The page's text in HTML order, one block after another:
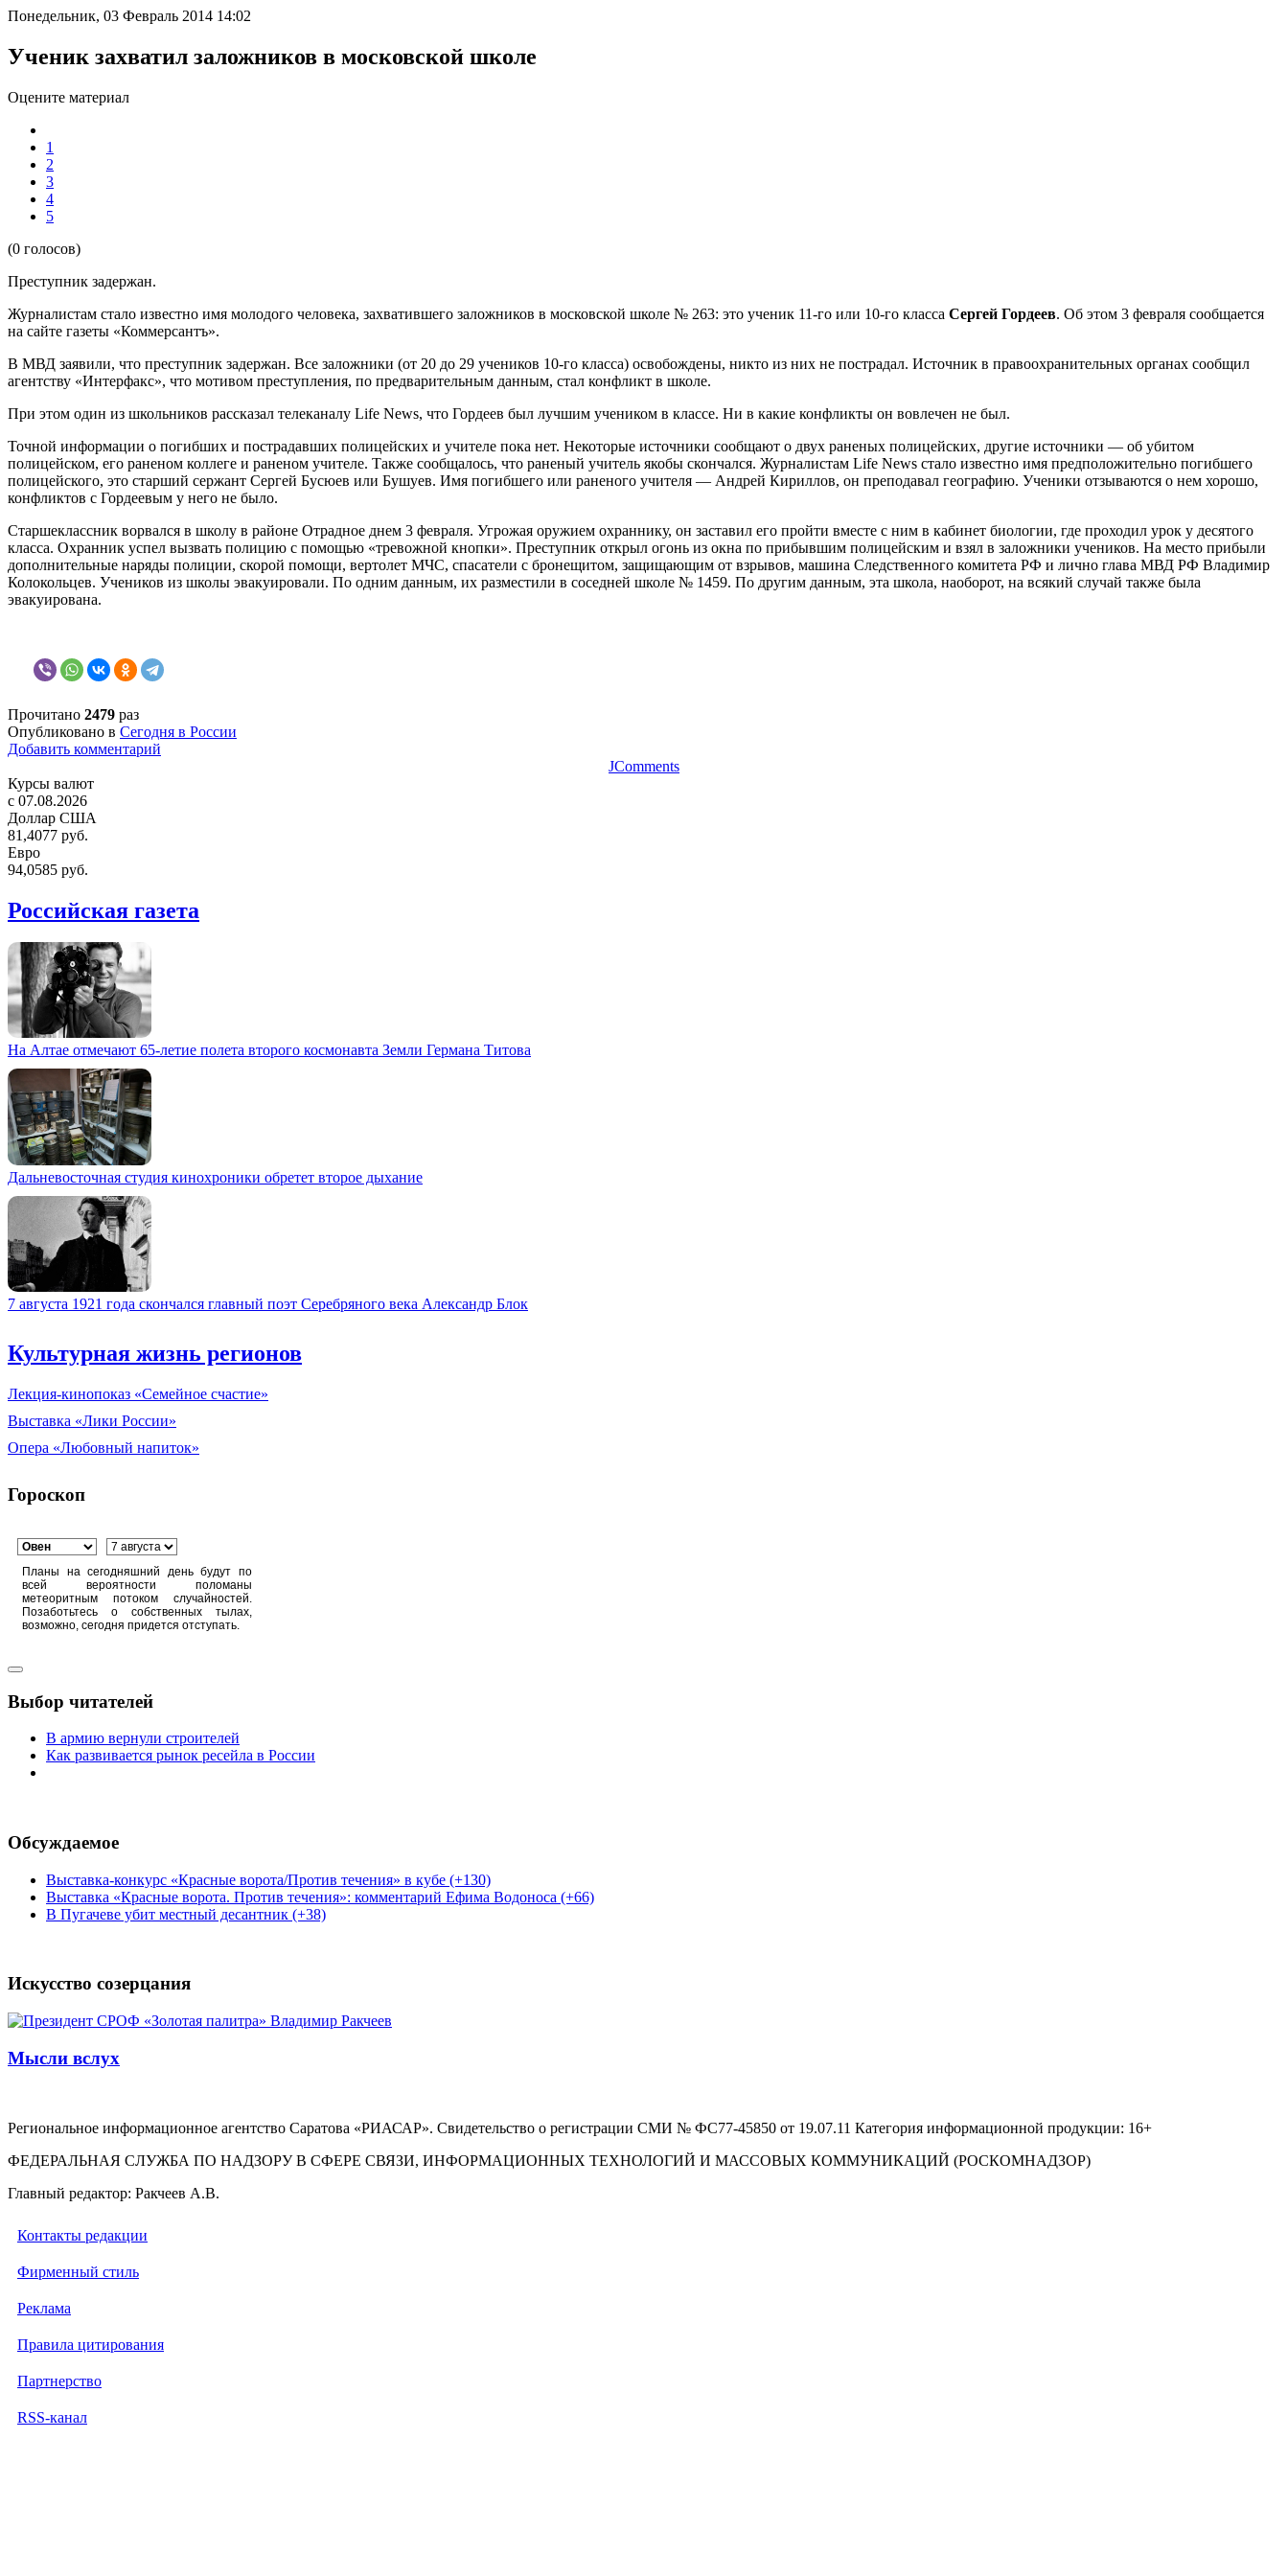
Понедельник, 03 Февраль 2014 14:02
Ученик захватил заложников в московской школе
Оцените материал
1
2
3
4
5
(0 голосов)
Преступник задержан.
Журналистам стало известно имя молодого человека, захватившего заложников в московской школе № 263: это ученик 11-го или 10-го класса Сергей Гордеев. Об этом 3 февраля сообщается
на сайте газеты «Коммерсантъ».
В МВД заявили, что преступник задержан. Все заложники (от 20 до 29 учеников 10-го класса) освобождены, никто из них не пострадал. Источник в правоохранительных органах сообщил
агентству «Интерфакс», что мотивом преступления, по предварительным данным, стал конфликт в школе.
При этом один из школьников рассказал телеканалу Life News, что Гордеев был лучшим учеником в классе. Ни в какие конфликты он вовлечен не был.
Точной информации о погибших и пострадавших полицейских и учителе пока нет. Некоторые источники сообщают о двух раненых полицейских, другие источники — об убитом
полицейском, его раненом коллеге и раненом учителе. Также сообщалось, что раненый учитель якобы скончался. Журналистам Life News стало известно имя предположительно погибшего
полицейского, это старший сержант Сергей Бусюев или Бушуев. Имя погибшего или раненого учителя — Андрей Кириллов, он преподавал географию. Ученики отзываются о нем хорошо,
конфликтов с Гордеевым у него не было.
Старшеклассник ворвался в школу в районе Отрадное днем 3 февраля. Угрожая оружием охраннику, он заставил его пройти вместе с ним в кабинет биологии, где проходил урок у десятого
класса. Охранник успел вызвать полицию с помощью «тревожной кнопки». Преступник открыл огонь из окна по прибывшим полицейским и взял в заложники учеников. На место прибыли
дополнительные наряды полиции, скорой помощи, вертолет МЧС, спасатели с бронещитом, защищающим от взрывов, машина Следственного комитета РФ и лично глава МВД РФ Владимир
Колокольцев. Учеников из школы эвакуировали. По одним данным, их разместили в соседней школе № 1459. По другим данным, эта школа, наоборот, на всякий случай также была
эвакуирована.
Прочитано 2479 раз
Опубликовано в Сегодня в России
Добавить комментарий
JComments
Курсы валют
c 07.08.2026
Доллар США
81,4077 руб.
Евро
94,0585 руб.
Российская газета
На Алтае отмечают 65-летие полета второго космонавта Земли Германа Титова
Дальневосточная студия кинохроники обретет второе дыхание
7 августа 1921 года скончался главный поэт Серебряного века Александр Блок
Культурная жизнь регионов
Лекция-кинопоказ «Семейное счастие»
Выставка «Лики России»
Опера «Любовный напиток»
Гороскоп
Планы на сегодняшний день будут по
всей вероятности поломаны
метеоритным потоком случайностей.
Позаботьтесь о собственных тылах,
возможно, сегодня придется отступать.
Выбор читателей
В армию вернули строителей
Как развивается рынок ресейла в России
Обсуждаемое
Выставка-конкурс «Красные ворота/Против течения» в кубе (+130)
Выставка «Красные ворота. Против течения»: комментарий Ефима Водоноса (+66)
В Пугачеве убит местный десантник (+38)
Искусство созерцания
Мысли вслух
Региональное информационное агентство Саратова «РИАСАР». Свидетельство о регистрации СМИ № ФС77-45850 от 19.07.11 Категория информационной продукции: 16+
ФЕДЕРАЛЬНАЯ СЛУЖБА ПО НАДЗОРУ В СФЕРЕ СВЯЗИ, ИНФОРМАЦИОННЫХ ТЕХНОЛОГИЙ И МАССОВЫХ КОММУНИКАЦИЙ (РОСКОМНАДЗОР)
Главный редактор: Ракчеев А.В.
Контакты редакции
Фирменный стиль
Реклама
Правила цитирования
Партнерство
RSS-канал